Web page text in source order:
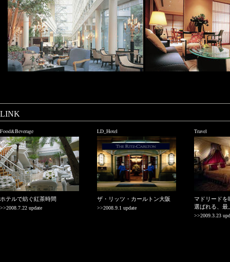
LINK
Food&Beverage
ホテルで紡ぐ紅茶時間
>>2008.7.22 update
LD_Hotel
ザ・リッツ・カールトン大阪
>>2008.9.1 update
Travel
マドリードを
選ばれる、最
>>2009.3.23